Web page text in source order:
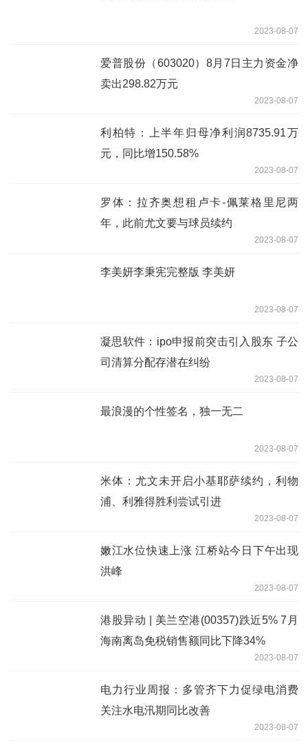
2023-08-07
爱普股份（603020）8月7日主力资金净
卖出298.82万元
2023-08-07
利柏特：上半年归母净利润8735.91万
元，同比增150.58%
2023-08-07
罗体：拉齐奥想租卢卡-佩莱格里尼两
年，此前尤文要与球员续约
2023-08-07
李美妍李秉宪完整版 李美妍
2023-08-07
凝思软件：ipo申报前突击引入股东 子公
司清算分配存潜在纠纷
2023-08-07
最浪漫的个性签名，独一无二
2023-08-07
米体：尤文未开启小基耶萨续约，利物
浦、利雅得胜利尝试引进
2023-08-07
嫩江水位快速上涨 江桥站今日下午出现
洪峰
2023-08-07
港股异动 | 美兰空港(00357)跌近5% 7月
海南离岛免税销售额同比下降34%
2023-08-07
电力行业周报：多管齐下力促绿电消费
关注水电汛期同比改善
2023-08-07